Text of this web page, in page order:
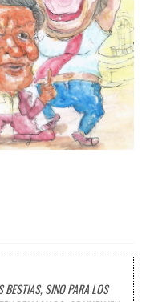
BESTIAS, SINO PARA LOS